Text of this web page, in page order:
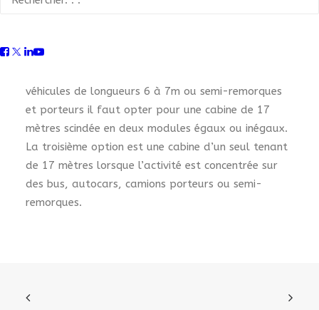
petits porteurs et camping-cars, le modèle de 10
véhicules de longueurs 6 à 7m ou semi-remorques
et porteurs il faut opter pour une cabine de 17
mètres scindée en deux modules égaux ou inégaux.
La troisième option est une cabine d’un seul tenant
de 17 mètres lorsque l’activité est concentrée sur
des bus, autocars, camions porteurs ou semi-
remorques.